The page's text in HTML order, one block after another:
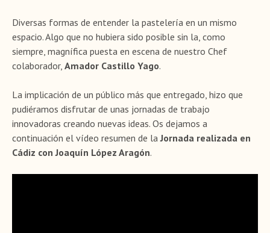
Diversas formas de entender la pastelería en un mismo
espacio. Algo que no hubiera sido posible sin la, como
siempre, magnífica puesta en escena de nuestro Chef
colaborador, Amador Castillo Yago.
La implicación de un público más que entregado, hizo que
pudiéramos disfrutar de unas jornadas de trabajo
innovadoras creando nuevas ideas. Os dejamos a
continuación el vídeo resumen de laJornada realizada en
Cádiz con Joaquín López Aragón.